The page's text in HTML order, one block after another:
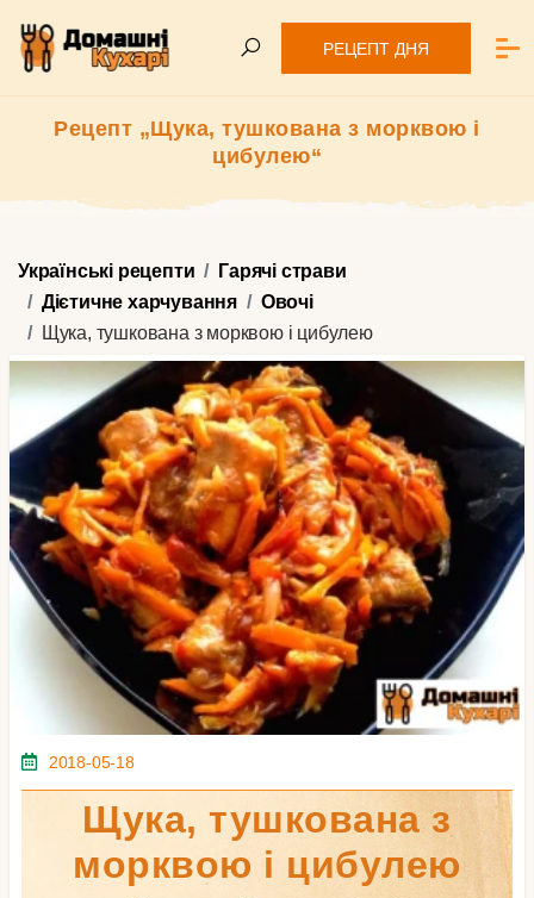
РЕЦЕПТ ДНЯ
Рецепт „Щука, тушкована з морквою і
цибулею“
Українські рецепти
Гарячі страви
Дієтичне харчування
Овочі
Щука, тушкована з морквою і цибулею
2018-05-18
Щука, тушкована з
морквою і цибулею